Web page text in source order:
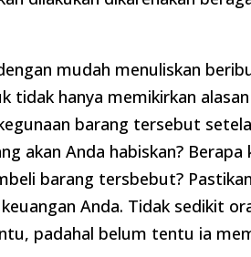
mudah menuliskan
tidak hanya memikirkan
barang tersebut
akan Anda habiskan?
barang tersbebut?
Anda. Tidak sedikit
padahal belum tentu ia